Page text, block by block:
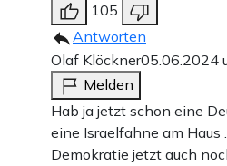
105
Antworten
Olaf Klöckner05.06.2024
Melden
Hab ja jetzt schon eine
eine Israelfahne am Haus
Demokratie jetzt auch